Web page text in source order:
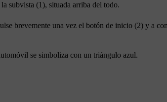
subvista (1), situada arriba del todo.
brevemente una vez el botón de inicio (2) y a
se simboliza con un triángulo azul.